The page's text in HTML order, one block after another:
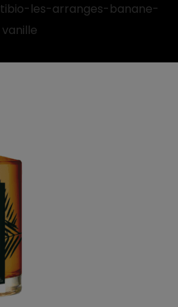
tibio-les-arranges-banane-
vanille